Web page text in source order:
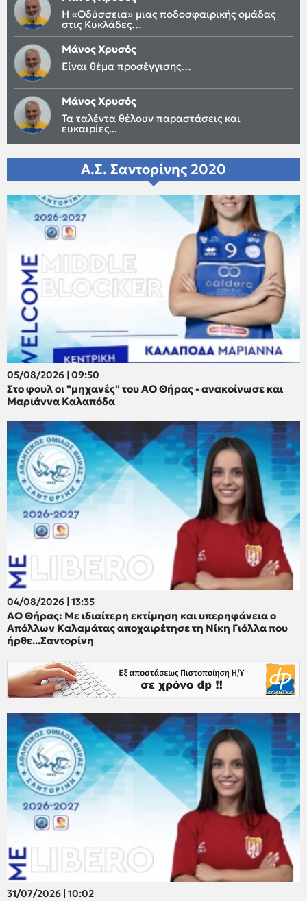
Η «Οδύσσεια» μιας ποδοσφαιρικής ομάδας
στις Κυκλάδες…
Μάνος Χρυσός
Είναι θέμα προσέγγισης…
Μάνος Χρυσός
Τα ταλέντα θέλουν παραστάσεις και
ευκαιρίες...
Α.Σ. Σαντορίνης 2020
05/08/2026 | 09:50
Στο φουλ οι "μηχανές" του ΑΟ Θήρας - ανακοίνωσε και
Μαριάννα Καλαπόδα
04/08/2026 | 13:35
ΑΟ Θήρας: Με ιδιαίτερη εκτίμηση και υπερηφάνεια ο
Απόλλων Καλαμάτας αποχαιρέτησε τη Νίκη Γιόλλα που
ήρθε...Σαντορίνη
31/07/2026 | 10:02